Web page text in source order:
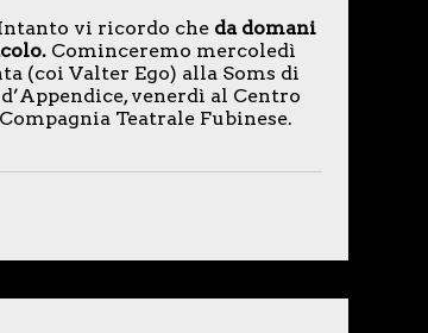
vi ricordo che da domani
Cominceremo mercoledì
(coi Valter Ego) alla Soms di
venerdì al Centro
Teatrale Fubinese.